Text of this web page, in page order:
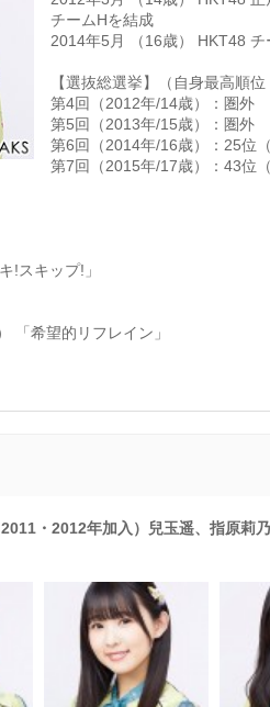
チームHを結成
2014年5月 （16歳） HKT48 チ
【選抜総選挙】（自身最高順位
第4回（2012年/14歳）：圏外
第5回（2013年/15歳）：圏外
第6回（2014年/16歳）：25位
第7回（2015年/17歳）：43位
!スキップ!」
「希望的リフレイン」
・2012年加入）兒玉遥、指原莉